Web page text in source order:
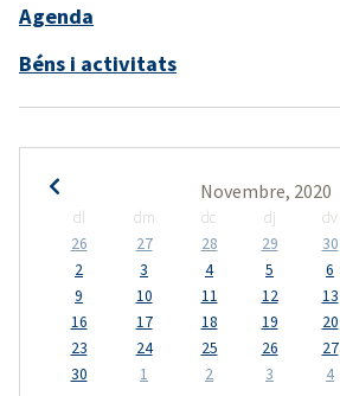
Agenda
Béns i activitats
Novembre, 2020
dl dm dc dj dv
26
27 28 29 30
2
3 4 5 6
9
10 11 12 13
16
17 18 19 20
23
24 25 26 27
30
1 2 3 4